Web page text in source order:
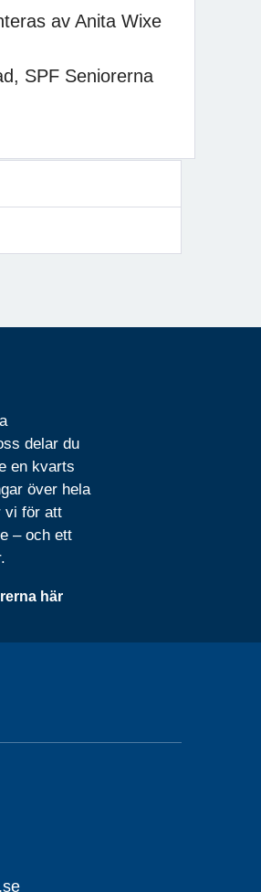
av Anita Wixe
SPF Seniorerna
delar du
en kvarts
över hela
vi för att
– och ett
här